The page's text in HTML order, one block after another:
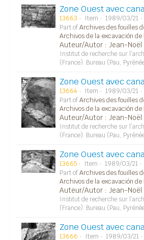
Zone Ouest avec
13663 Item
1989/03/21
Part ofArchives des fouilles
Archivos de la excavación de
Auteur/Autor : Jean-Noël
Institut de recherche sur
(France). Bureau (Pau,
Zone Ouest avec
13664 Item
1989/03/21
Part ofArchives des fouilles
Archivos de la excavación de
Auteur/Autor : Jean-Noël
Institut de recherche sur
(France). Bureau (Pau,
Zone Ouest avec
13665 Item
1989/03/21
Part ofArchives des fouilles
Archivos de la excavación de
Auteur/Autor : Jean-Noël
Institut de recherche sur
(France). Bureau (Pau,
Zone Ouest avec
13666 Item 1989/03/21